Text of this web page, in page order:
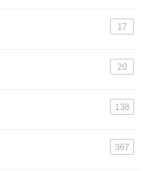
17
20
138
367